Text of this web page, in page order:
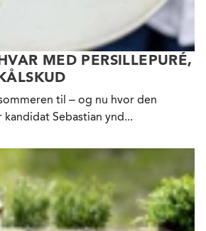
MED PERSILLEPURÉ,
til – og nu hvor den
kandidat Sebastian ynd...